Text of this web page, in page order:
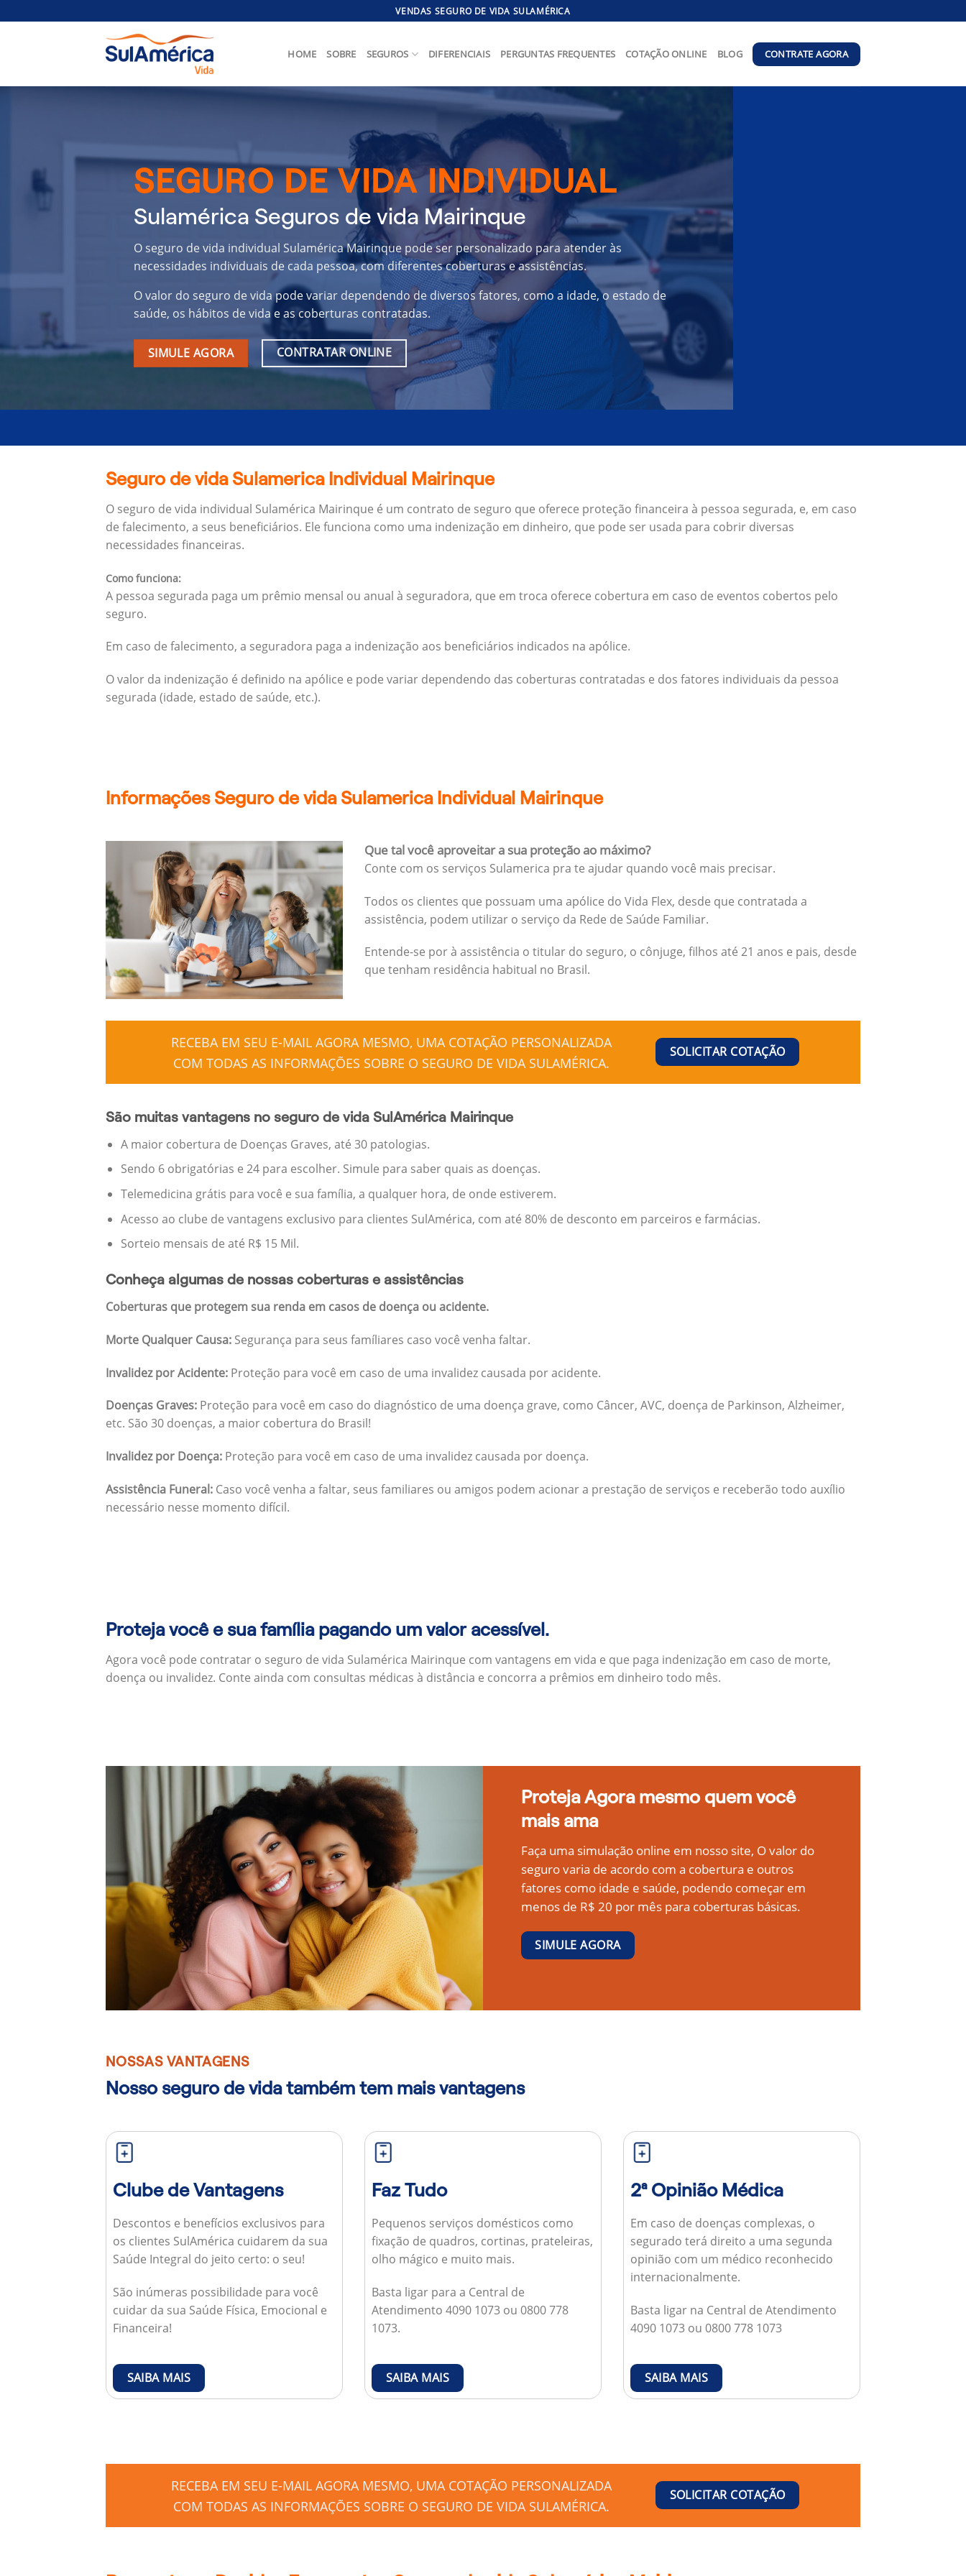
to
VENDAS SEGURO DE VIDA SULAMÉRICA
HOME SOBRE SEGUROS DIFERENCIAIS PERGUNTAS FREQUENTES COTAÇÃO ONLINE BLOG CONTRATE AGORA
SEGURO DE VIDA INDIVIDUAL
Sulamérica Seguros de vida Mairinque
O seguro de vida individual Sulamérica Mairinque pode ser personalizado para atender às
necessidades individuais de cada pessoa, com diferentes coberturas e assistências.
O valor do seguro de vida pode variar dependendo de diversos fatores, como a idade, o estado de
saúde, os hábitos de vida e as coberturas contratadas.
SIMULE AGORA CONTRATAR ONLINE
Seguro de vida Sulamerica Individual Mairinque
O seguro de vida individual Sulamérica Mairinque é um contrato de seguro que oferece proteção financeira à pessoa segurada, e, em caso
de falecimento, a seus beneficiários. Ele funciona como uma indenização em dinheiro, que pode ser usada para cobrir diversas
necessidades financeiras.
Como funciona:
A pessoa segurada paga um prêmio mensal ou anual à seguradora, que em troca oferece cobertura em caso de eventos cobertos pelo
seguro.
Em caso de falecimento, a seguradora paga a indenização aos beneficiários indicados na apólice.
O valor da indenização é definido na apólice e pode variar dependendo das coberturas contratadas e dos fatores individuais da pessoa
segurada (idade, estado de saúde, etc.).
Informações Seguro de vida Sulamerica Individual Mairinque
Que tal você aproveitar a sua proteção ao máximo?
Conte com os serviços Sulamerica pra te ajudar quando você mais precisar.
Todos os clientes que possuam uma apólice do Vida Flex, desde que contratada a
assistência, podem utilizar o serviço da Rede de Saúde Familiar.
Entende-se por à assistência o titular do seguro, o cônjuge, filhos até 21 anos e pais, desde
que tenham residência habitual no Brasil.
RECEBA EM SEU E-MAIL AGORA MESMO, UMA COTAÇÃO PERSONALIZADA
COM TODAS AS INFORMAÇÕES SOBRE O SEGURO DE VIDA SULAMÉRICA.
SOLICITAR COTAÇÃO
São muitas vantagens no seguro de vida SulAmérica Mairinque
A maior cobertura de Doenças Graves, até 30 patologias.
Sendo 6 obrigatórias e 24 para escolher. Simule para saber quais as doenças.
Telemedicina grátis para você e sua família, a qualquer hora, de onde estiverem.
Acesso ao clube de vantagens exclusivo para clientes SulAmérica, com até 80% de desconto em parceiros e farmácias.
Sorteio mensais de até R$ 15 Mil.
Conheça algumas de nossas coberturas e assistências
Coberturas que protegem sua renda em casos de doença ou acidente.
Morte Qualquer Causa: Segurança para seus famíliares caso você venha faltar.
Invalidez por Acidente: Proteção para você em caso de uma invalidez causada por acidente.
Doenças Graves: Proteção para você em caso do diagnóstico de uma doença grave, como Câncer, AVC, doença de Parkinson, Alzheimer,
etc. São 30 doenças, a maior cobertura do Brasil!
Invalidez por Doença: Proteção para você em caso de uma invalidez causada por doença.
Assistência Funeral: Caso você venha a faltar, seus familiares ou amigos podem acionar a prestação de serviços e receberão todo auxílio
necessário nesse momento difícil.
Proteja você e sua família pagando um valor acessível.
Agora você pode contratar o seguro de vida Sulamérica Mairinque com vantagens em vida e que paga indenização em caso de morte,
doença ou invalidez. Conte ainda com consultas médicas à distância e concorra a prêmios em dinheiro todo mês.
Proteja Agora mesmo quem você
mais ama
Faça uma simulação online em nosso site, O valor do
seguro varia de acordo com a cobertura e outros
fatores como idade e saúde, podendo começar em
menos de R$ 20 por mês para coberturas básicas.
SIMULE AGORA
NOSSAS VANTAGENS
Nosso seguro de vida também tem mais vantagens
Clube de Vantagens
Descontos e benefícios exclusivos para
os clientes SulAmérica cuidarem da sua
Saúde Integral do jeito certo: o seu!
São inúmeras possibilidade para você
cuidar da sua Saúde Física, Emocional e
Financeira!
SAIBA MAIS
Faz Tudo
Pequenos serviços domésticos como
fixação de quadros, cortinas, prateleiras,
olho mágico e muito mais.
Basta ligar para a Central de
Atendimento 4090 1073 ou 0800 778
1073.
SAIBA MAIS
2ª Opinião Médica
Em caso de doenças complexas, o
segurado terá direito a uma segunda
opinião com um médico reconhecido
internacionalmente.
Basta ligar na Central de Atendimento
4090 1073 ou 0800 778 1073
SAIBA MAIS
RECEBA EM SEU E-MAIL AGORA MESMO, UMA COTAÇÃO PERSONALIZADA
COM TODAS AS INFORMAÇÕES SOBRE O SEGURO DE VIDA SULAMÉRICA.
SOLICITAR COTAÇÃO